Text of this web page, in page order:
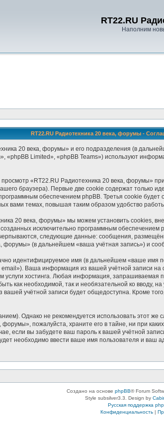
RT22.RU
Наполним
RT22.RU Радиотехника 20 века, форумы -
20 века, форумы» и его подразделения (в
«phpBB Limited», «phpBB Teams») используют
«RT22.RU Радиотехника 20 века, форумы»
браузера). Первые две cookie содержат только
обеспечением phpBB. Третья cookie
вами темах, повышая таким образом удобство
20 века, форумы» мы можем установить cookies,
созданных исключительно программным
следующие данные: сообщения,
форумы» (в дальнейшем «ваша учётная запись») и
идентифицируемое имя (в дальнейшем «ваше
Ваша информация из вашей учётной записи
хостинга. Любая информация, запрашиваемая
как необходимой, так и необязательной ко
учётной записи будет общедоступна. Кроме
Однако не рекомендуется использовать этот же
пожалуйста, храните его в тайне, ни при
если вы забудете ваш пароль к вашей учётной
необходимо ввести ваше имя пользователя и ваш
Создано на основе phpBB® Forum
Style subsilver3.3. Design by
Русская поддержка
Конфиденциальность|